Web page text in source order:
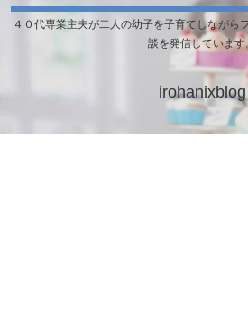
４０代専業主夫が二人の幼子を子育てしながら
談を発信しています
irohanixblog